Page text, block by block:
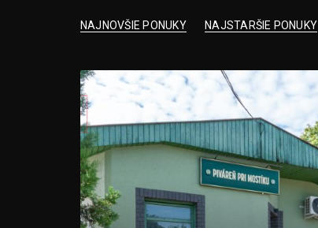
NAJNOVŠIE PONUKY NAJSTARŠIE PONUKY